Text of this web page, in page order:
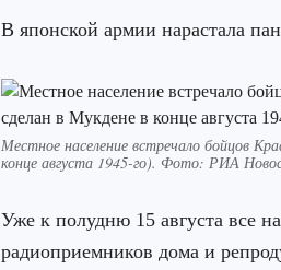
В японской армии нарастала
Местное население встречало бойцов
конце августа 1945-го). Фото: РИА
Уже к полудню 15 августа все
радиоприемников дома и